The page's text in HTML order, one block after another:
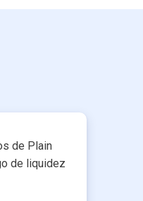
de Plain
de liquidez